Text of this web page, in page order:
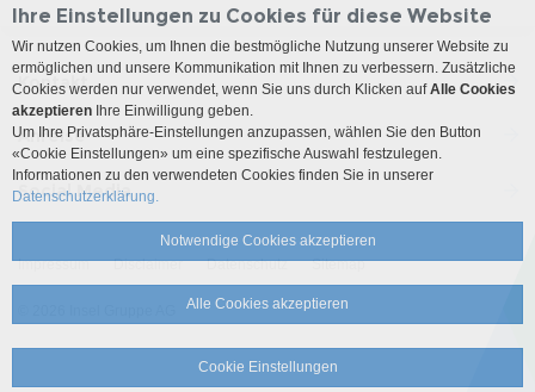
Kontakt
Anreise
Social Media
Impressum Disclaimer Datenschutz Sitemap
Ihre Einstellungen zu Cookies für diese Website
Wir nutzen Cookies, um Ihnen die bestmögliche Nutzung unserer Website zu
ermöglichen und unsere Kommunikation mit Ihnen zu verbessern. Zusätzliche
Cookies werden nur verwendet, wenn Sie uns durch Klicken aufAlle Cookies
akzeptieren Ihre Einwilligung geben.
Um Ihre Privatsphäre-Einstellungen anzupassen, wählen Sie den Button
«Cookie Einstellungen» um eine spezifische Auswahl festzulegen.
Informationen zu den verwendeten Cookies finden Sie in unserer
Datenschutzerklärung.
Notwendige Cookies akzeptieren
Alle Cookies akzeptieren
Cookie Einstellungen